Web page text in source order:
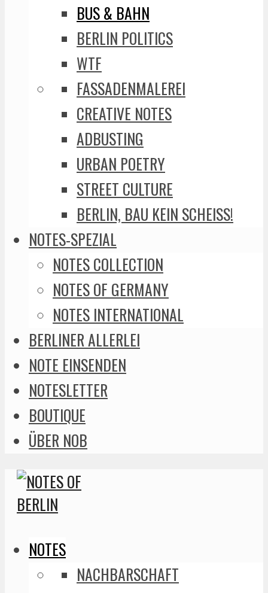
BUS & BAHN
BERLIN POLITICS
WTF
FASSADENMALEREI
CREATIVE NOTES
ADBUSTING
URBAN POETRY
STREET CULTURE
BERLIN, BAU KEIN SCHEISS!
NOTES-SPEZIAL
NOTES COLLECTION
NOTES OF GERMANY
NOTES INTERNATIONAL
BERLINER ALLERLEI
NOTE EINSENDEN
NOTESLETTER
BOUTIQUE
ÜBER NOB
NOTES
NACHBARSCHAFT